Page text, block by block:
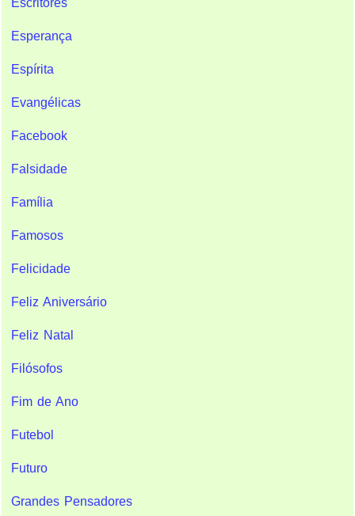
Esperança
Espírita
Evangélicas
Facebook
Falsidade
Família
Famosos
Felicidade
Feliz Aniversário
Feliz Natal
Filósofos
Fim de Ano
Futebol
Futuro
Grandes Pensadores